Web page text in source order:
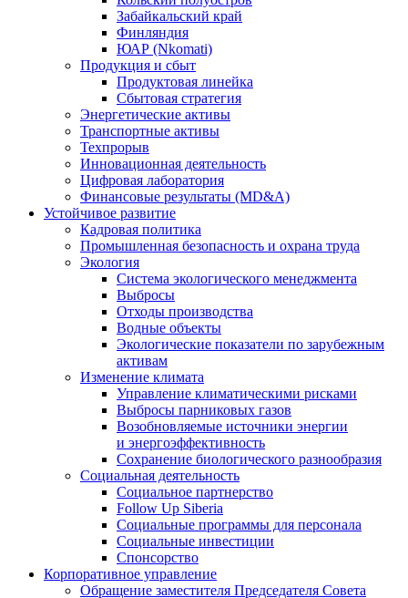
Забайкальский край
Финляндия
ЮАР (Nkomati)
Продукция и сбыт
Продуктовая линейка
Сбытовая стратегия
Энергетические активы
Транспортные активы
Техпрорыв
Инновационная деятельность
Цифровая лаборатория
Финансовые результаты (MD&A)
Устойчивое развитие
Кадровая политика
Промышленная безопасность и охрана труда
Экология
Система экологического менеджмента
Выбросы
Отходы производства
Водные объекты
Экологические показатели по зарубежным
активам
Изменение климата
Управление климатическими рисками
Выбросы парниковых газов
Возобновляемые источники энергии
и энергоэффективность
Сохранение биологического разнообразия
Социальная деятельность
Социальное партнерство
Follow Up Siberia
Социальные программы для персонала
Социальные инвестиции
Спонсорство
Корпоративное управление
Обращение заместителя Председателя Совета